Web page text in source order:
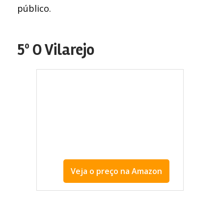
público.
5º O Vilarejo
Veja o preço na Amazon